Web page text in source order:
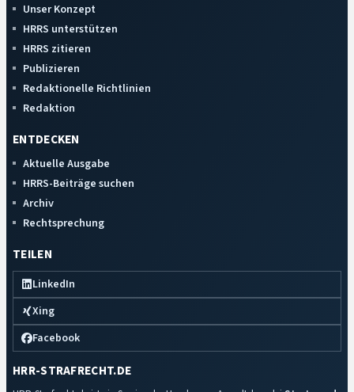
Unser Konzept
HRRS unterstützen
HRRS zitieren
Publizieren
Redaktionelle Richtlinien
Redaktion
ENTDECKEN
Aktuelle Ausgabe
HRRS-Beiträge suchen
Archiv
Rechtsprechung
TEILEN
LinkedIn
Xing
Facebook
HRR-STRAFRECHT.DE